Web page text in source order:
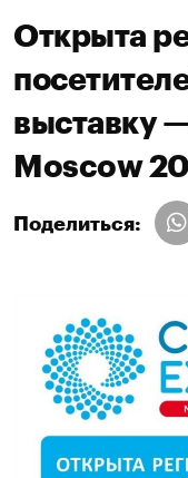
Открыта
выставку
Moscow
Поделиться: